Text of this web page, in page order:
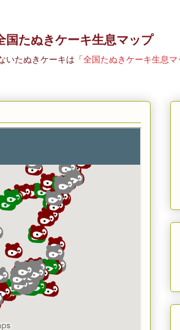
国たぬきケーキ生息マップ
いたぬきケーキは「 全国たぬきケーキ生息マ